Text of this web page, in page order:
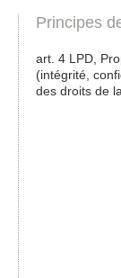
Principes
art. 4 LPD,
(intégrité,
des droits de